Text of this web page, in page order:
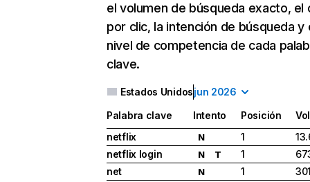
el volumen de búsqueda exacto, el
por clic, la intención de búsqueda y
nivel de competencia de cada
clave.
Estados Unidosjun 2026
Palabra clave Intento Posición
netflix
N 1
netflix login
N T 1
net
N 1